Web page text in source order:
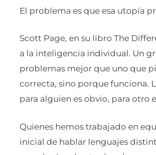
El problema es que esa utopía
Scott Page, en su libro The
a la inteligencia individual. Un
problemas mejor que uno que
correcta, sino porque funciona.
para alguien es obvio, para otro
Quienes hemos trabajado en
inicial de hablar lenguajes